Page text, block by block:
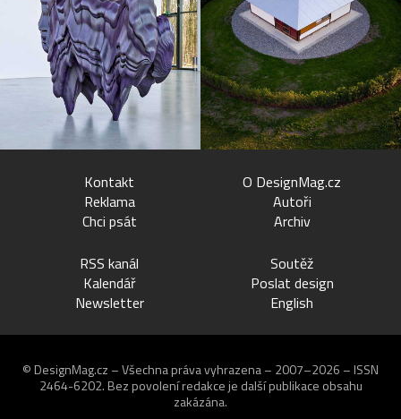
Kontakt
Reklama
Chci psát
O DesignMag.cz
Autoři
Archiv
RSS kanál
Kalendář
Newsletter
Soutěž
Poslat design
English
© DesignMag.cz – Všechna práva vyhrazena – 2007–2026 – ISSN
2464-6202. Bez povolení redakce je další publikace obsahu
zakázána.